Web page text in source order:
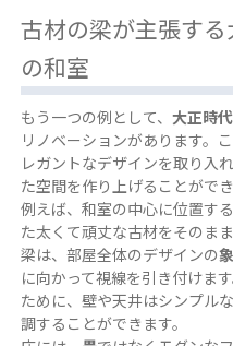
古材の梁が主張す
の和室
もう一つの例として、 大正時
リノベーションがあります。
レガントなデザインを取り入
た空間を作り上げることができ
例えば、和室の中心に位置する
た太くて頑丈な古材をそのま
梁は、部屋全体のデザインの
に向かって視線を引き付けま
ために、壁や天井はシンプル
調することができます。